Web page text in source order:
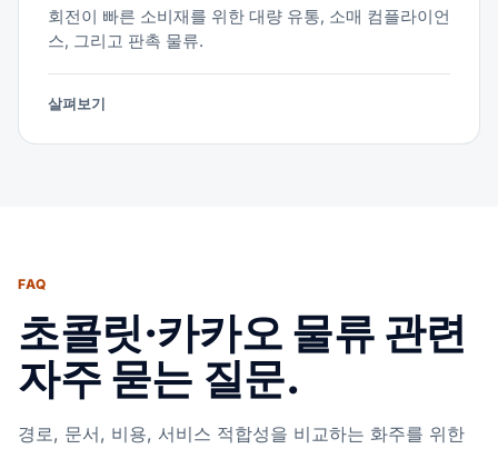
회전이 빠른 소비재를 위한 대량 유통, 소매 컴플라이언
스, 그리고 판촉 물류.
살펴보기
FAQ
초콜릿·카카오 물류 관련
자주 묻는 질문.
경로, 문서, 비용, 서비스 적합성을 비교하는 화주를 위한